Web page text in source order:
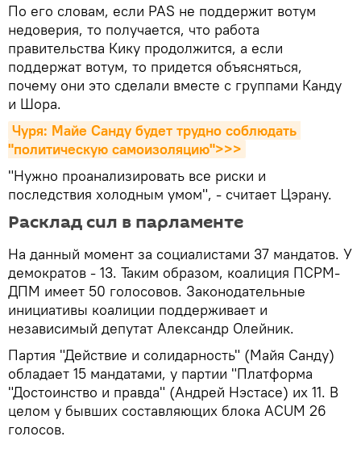
По его словам, если PAS не поддержит вотум
недоверия, то получается, что работа
правительства Кику продолжится, а если
поддержат вотум, то придется объясняться,
почему они это сделали вместе с группами Канду
и Шора.
Чуря: Майе Санду будет трудно соблюдать
"политическую самоизоляцию">>>
"Нужно проанализировать все риски и
последствия холодным умом", - считает Цэрану.
Расклад сил в парламенте
На данный момент за социалистами 37 мандатов. У
демократов - 13. Таким образом, коалиция ПСРМ-
ДПМ имеет 50 голосовов. Законодательные
инициативы коалиции поддерживает и
независимый депутат Александр Олейник.
Партия "Действие и солидарность" (Майя Санду)
обладает 15 мандатами, у партии "Платформа
"Достоинство и правда" (Андрей Нэстасе) их 11. В
целом у бывших составляющих блока ACUM 26
голосов.